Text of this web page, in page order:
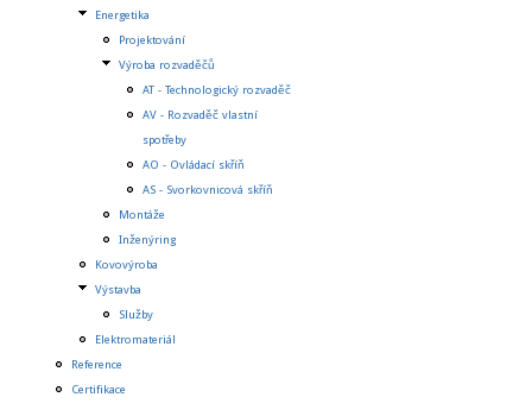
Energetika
Projektování
Výroba rozvaděčů
AT - Technologický rozvaděč
AV - Rozvaděč vlastní
spotřeby
AO - Ovládací skříň
AS - Svorkovnicová skříň
Montáže
Inženýring
Kovovýroba
Výstavba
Služby
Elektromateriál
Reference
Certifikace